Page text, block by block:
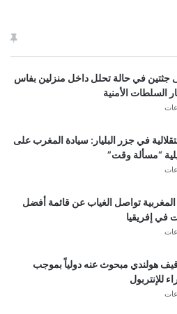
جثتين في حالة تحلل داخل منزلين بفاس
السلطات الأمنية
في جزر البليار: سيادة المغرب على
“مسألة وقت”
تواصل الغياب عن قائمة أفضل
هولندي مبحوث عنه دولياً بموجب
للإنتربول